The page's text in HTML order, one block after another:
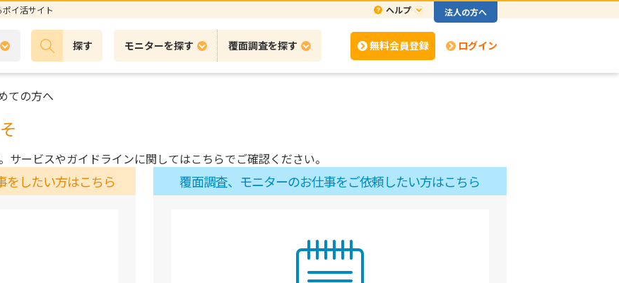
イ活サイト ヘルプ 法人の方へ
探す モニターを探す 覆面調査を探す 無料会員登録 ログイン
ての方へ
サービスやガイドラインに関してはこちらでご確認ください。
をしたい方はこちら 覆面調査、モニターのお仕事をご依頼したい方はこちら